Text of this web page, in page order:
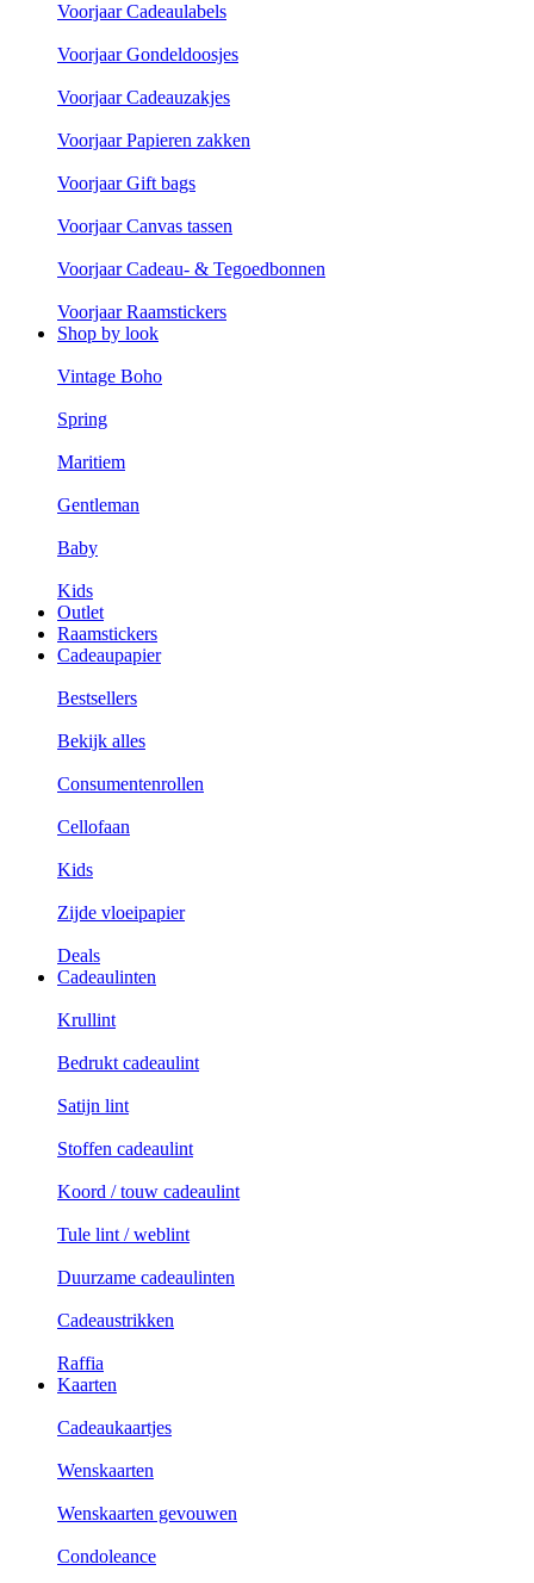
Voorjaar Cadeaulabels
Voorjaar Gondeldoosjes
Voorjaar Cadeauzakjes
Voorjaar Papieren zakken
Voorjaar Gift bags
Voorjaar Canvas tassen
Voorjaar Cadeau- & Tegoedbonnen
Voorjaar Raamstickers
Shop by look
Vintage Boho
Spring
Maritiem
Gentleman
Baby
Kids
Outlet
Raamstickers
Cadeaupapier
Bestsellers
Bekijk alles
Consumentenrollen
Cellofaan
Kids
Zijde vloeipapier
Deals
Cadeaulinten
Krullint
Bedrukt cadeaulint
Satijn lint
Stoffen cadeaulint
Koord / touw cadeaulint
Tule lint / weblint
Duurzame cadeaulinten
Cadeaustrikken
Raffia
Kaarten
Cadeaukaartjes
Wenskaarten
Wenskaarten gevouwen
Condoleance